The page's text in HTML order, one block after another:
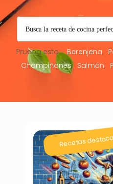
Prueba esto: Berenjena
Champiñones
Salmón
Recetas